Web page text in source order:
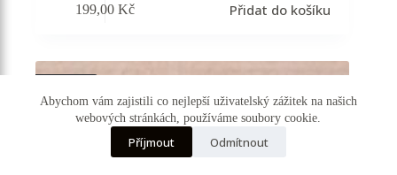
Abychom vám zajistili co nejlepší uživatelský zážitek na našich
webových stránkách, používáme soubory cookie.
Příjmout Odmítnout
199,00Kč Přidat do košíku